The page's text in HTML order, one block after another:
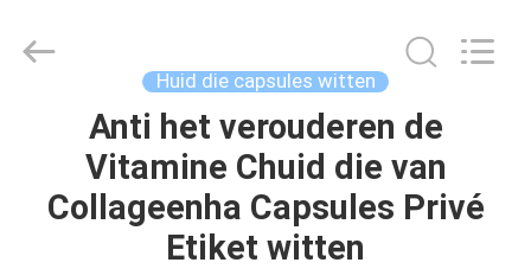
THUIS
PRODUCTEN
Ltd..
Huid die capsules witten
Anti het verouderen de
Vitamine Chuid die van
Collageenha Capsules Privé
Etiket witten